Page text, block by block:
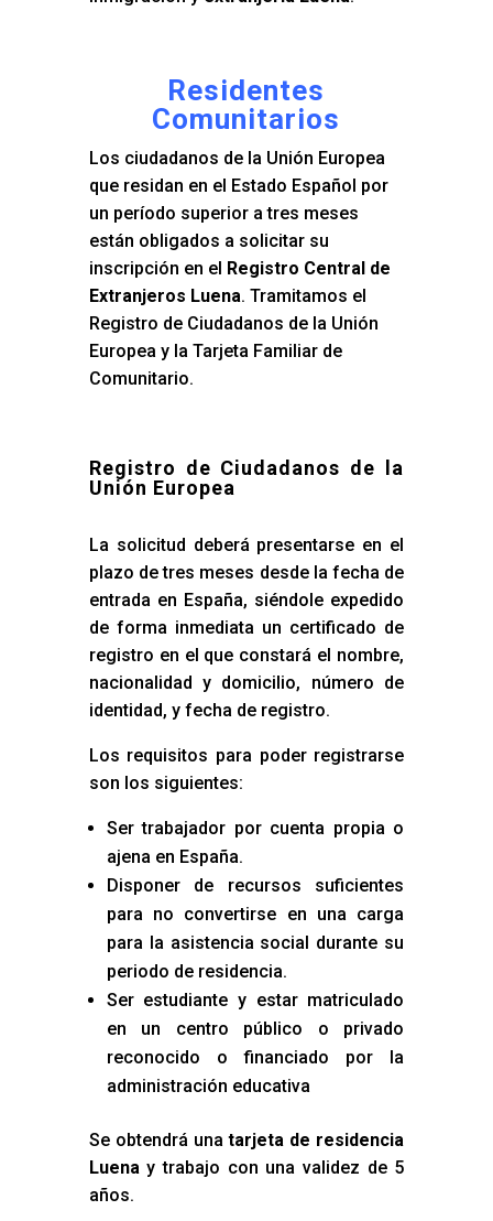
Residentes
Comunitarios
Los ciudadanos de la Unión Europea
que residan en el Estado Español por
un período superior a tres meses
están obligados a solicitar su
inscripción en el Registro Central de
Extranjeros Luena. Tramitamos el
Registro de Ciudadanos de la Unión
Europea y la Tarjeta Familiar de
Comunitario.
Registro de Ciudadanos de la
Unión Europea
La solicitud deberá presentarse en el
plazo de tres meses desde la fecha de
entrada en España, siéndole expedido
de forma inmediata un certificado de
registro en el que constará el nombre,
nacionalidad y domicilio, número de
identidad, y fecha de registro.
Los requisitos para poder registrarse
son los siguientes:
Ser trabajador por cuenta propia o
ajena en España.
Disponer de recursos suficientes
para no convertirse en una carga
para la asistencia social durante su
periodo de residencia.
Ser estudiante y estar matriculado
en un centro público o privado
reconocido o financiado por la
administración educativa
Se obtendrá unatarjeta de residencia
Luena y trabajo con una validez de 5
años.